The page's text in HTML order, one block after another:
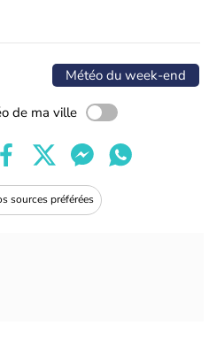
Météo du week-end
de ma ville
sources préférées